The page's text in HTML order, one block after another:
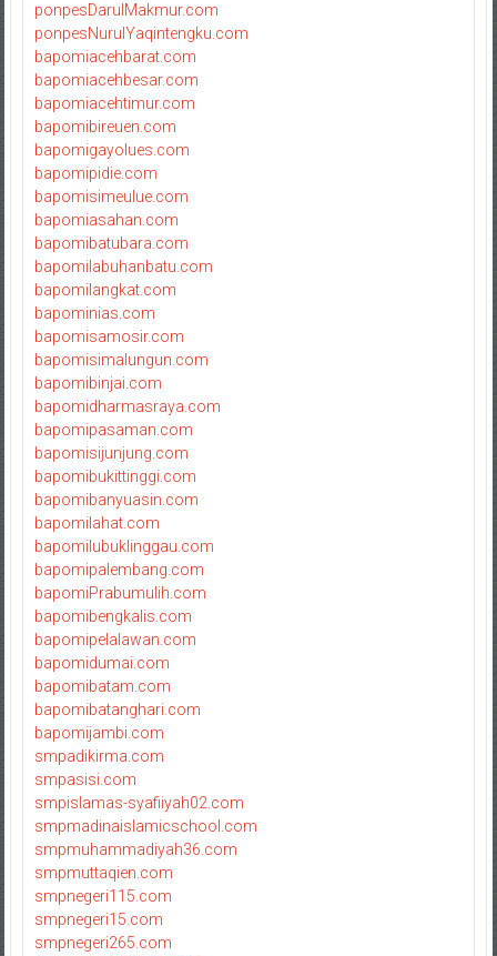
ponpesDarulMakmur.com
ponpesNurulYaqintengku.com
bapomiacehbarat.com
bapomiacehbesar.com
bapomiacehtimur.com
bapomibireuen.com
bapomigayolues.com
bapomipidie.com
bapomisimeulue.com
bapomiasahan.com
bapomibatubara.com
bapomilabuhanbatu.com
bapomilangkat.com
bapominias.com
bapomisamosir.com
bapomisimalungun.com
bapomibinjai.com
bapomidharmasraya.com
bapomipasaman.com
bapomisijunjung.com
bapomibukittinggi.com
bapomibanyuasin.com
bapomilahat.com
bapomilubuklinggau.com
bapomipalembang.com
bapomiPrabumulih.com
bapomibengkalis.com
bapomipelalawan.com
bapomidumai.com
bapomibatam.com
bapomibatanghari.com
bapomijambi.com
smpadikirma.com
smpasisi.com
smpislamas-syafiiyah02.com
smpmadinaislamicschool.com
smpmuhammadiyah36.com
smpmuttaqien.com
smpnegeri115.com
smpnegeri15.com
smpnegeri265.com